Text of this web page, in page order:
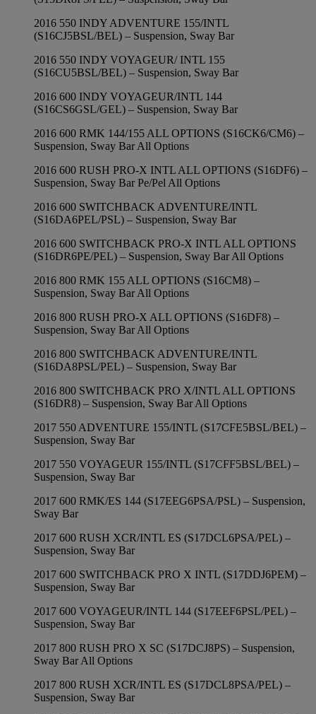
2016 550 INDY ADVENTURE 155/INTL
(S16CJ5BSL/BEL) – Suspension, Sway Bar
2016 550 INDY VOYAGEUR/ INTL 155
(S16CU5BSL/BEL) – Suspension, Sway Bar
2016 600 INDY VOYAGEUR/INTL 144
(S16CS6GSL/GEL) – Suspension, Sway Bar
2016 600 RMK 144/155 ALL OPTIONS (S16CK6/CM6) –
Suspension, Sway Bar All Options
2016 600 RUSH PRO-X INTL ALL OPTIONS (S16DF6) –
Suspension, Sway Bar Pe/Pel All Options
2016 600 SWITCHBACK ADVENTURE/INTL
(S16DA6PEL/PSL) – Suspension, Sway Bar
2016 600 SWITCHBACK PRO-X INTL ALL OPTIONS
(S16DR6PE/PEL) – Suspension, Sway Bar All Options
2016 800 RMK 155 ALL OPTIONS (S16CM8) –
Suspension, Sway Bar All Options
2016 800 RUSH PRO-X ALL OPTIONS (S16DF8) –
Suspension, Sway Bar All Options
2016 800 SWITCHBACK ADVENTURE/INTL
(S16DA8PSL/PEL) – Suspension, Sway Bar
2016 800 SWITCHBACK PRO X/INTL ALL OPTIONS
(S16DR8) – Suspension, Sway Bar All Options
2017 550 ADVENTURE 155/INTL (S17CFE5BSL/BEL) –
Suspension, Sway Bar
2017 550 VOYAGEUR 155/INTL (S17CFF5BSL/BEL) –
Suspension, Sway Bar
2017 600 RMK/ES 144 (S17EEG6PSA/PSL) – Suspension,
Sway Bar
2017 600 RUSH XCR/INTL ES (S17DCL6PSA/PEL) –
Suspension, Sway Bar
2017 600 SWITCHBACK PRO X INTL (S17DDJ6PEM) –
Suspension, Sway Bar
2017 600 VOYAGEUR/INTL 144 (S17EEF6PSL/PEL) –
Suspension, Sway Bar
2017 800 RUSH PRO X SC (S17DCJ8PS) – Suspension,
Sway Bar All Options
2017 800 RUSH XCR/INTL ES (S17DCL8PSA/PEL) –
Suspension, Sway Bar